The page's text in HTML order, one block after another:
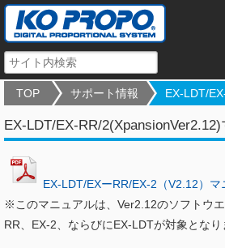
TOP サポート情報 EX-LDT/
EX-LDT/EX-RR/
EX-LDT/EXーRR/EX-2（V2.12）マ
※このマニュアルは、Ver2.12のソフトウ
RR、EX-2、ならびにEX-LDTが対象となり